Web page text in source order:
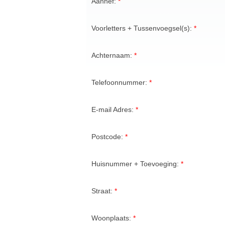
Voorletters + Tussenvoegsel(s):
Achternaam:
Telefoonnummer:
E-mail Adres:
Postcode:
Huisnummer + Toevoeging:
Straat:
Woonplaats: